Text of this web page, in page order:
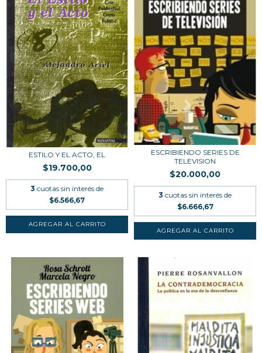
ESTILO Y EL ACTO, EL
$19.700,00
3 cuotas sin interés de
$6.566,67
ESCRIBIENDO SERIES DE
TELEVISION
$20.000,00
3 cuotas sin interés de
$6.666,67